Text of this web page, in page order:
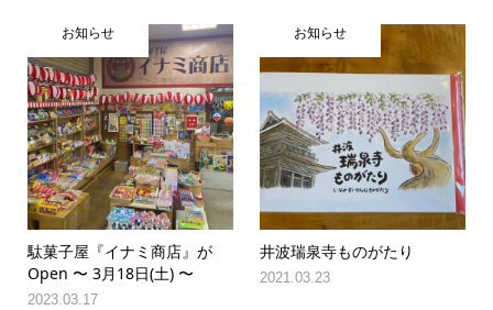
お知らせ
駄菓子屋『イナミ商店』が
Open 〜 3月18日(土) 〜
2023.03.17
お知らせ
井波瑞泉寺ものがたり
2021.03.23